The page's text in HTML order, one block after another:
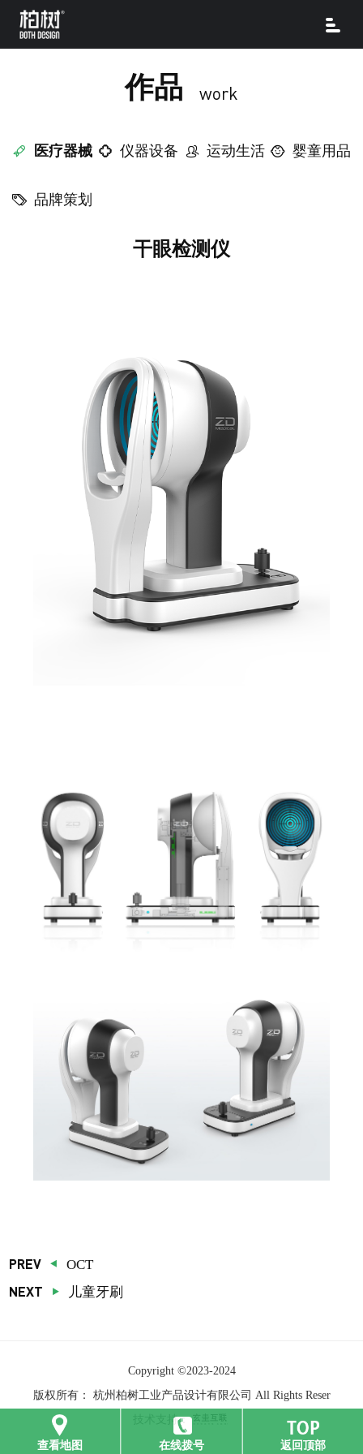
作品 work
医疗器械 仪器设备 运动生活 婴童用品
品牌策划
干眼检测仪
PREV OCT
NEXT 儿童牙刷
Copyright ©2023-2024
版权所有：
杭州柏树工业产品设计有限公司 All Rights Reser
技术支持：
查看地图
在线拨号 返回顶部